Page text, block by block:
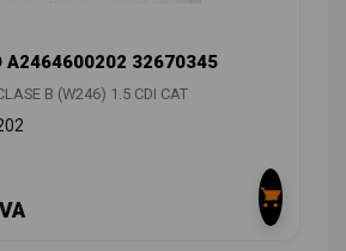
A2464600202 32670345
B (W246) 1.5 CDI CAT